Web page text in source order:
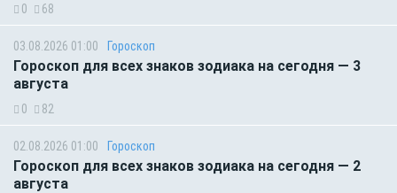
0 68
03.08.2026 01:00 Гороскоп
Гороскоп для всех знаков зодиака на сегодня — 3
августа
0 82
02.08.2026 01:00 Гороскоп
Гороскоп для всех знаков зодиака на сегодня — 2
августа